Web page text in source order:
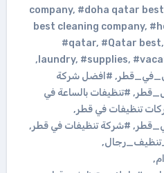
company, #doha qatar best
best cleaning company,
#qatar, #Qatar best,
laundry, #supplies,
,
, #افضل شركة
, #تنظيفات بالساعة في
تنظيفات في قطر,
, #شركة تنظيفات في قطر,
,
,